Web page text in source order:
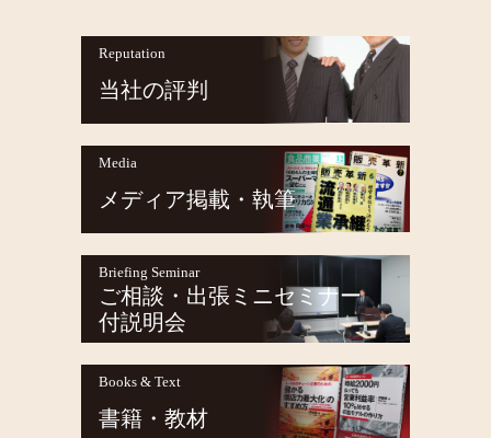
Reputation
当社の評判
Media
メディア掲載・執筆
Briefing Seminar
ご相談・出張ミニセミナー
付説明会
Books & Text
書籍・教材